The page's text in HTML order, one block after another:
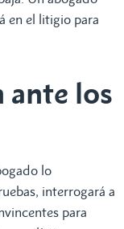
en el litigio para
ante los
lo
interrogará a
para